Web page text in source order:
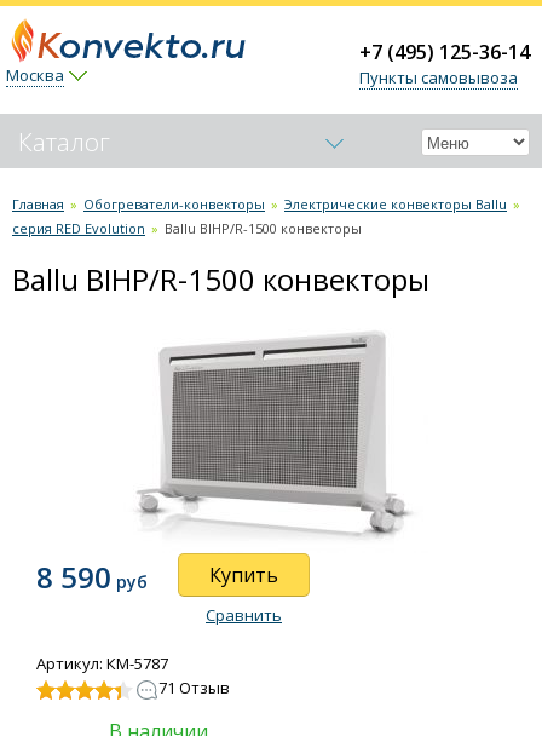
Москва
+7 (495) 125-36-14
Пункты самовывоза
Каталог
Электрические конвекторы Nobo
Электрические конвекторы Noirot
Электрические конвекторы Ballu
серия Camino Eco Turbo
серия Ettore (механич. термостат)
серия Heat Max (механич. термостат)
серия ENZO механический термостат
серия ENZO электронный термостат
Ballu BIHP/R-1000 конвектор
Ballu BIHP/R-1500 конвекторы
серия Ettore (электрон. термостат)
серия Solo
серия Platinum Plaza EXT
Главная » Обогреватели-конвекторы » Электрические конвекторы Ballu »
серия RED Evolution » Ballu BIHP/R-1500 конвекторы
Ballu BIHP/R-1500 конвекторы
8 590 руб Купить
Сравнить
Артикул: КМ-5787
71 Отзыв